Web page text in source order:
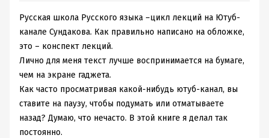
Русская школа Русского языка –цикл лекций на Ютуб-
канале Сундакова. Как правильно написано на обложке,
это – конспект лекций.
Лично для меня текст лучше воспринимается на бумаге,
чем на экране гаджета.
Как часто просматривая какой-нибудь ютуб-канал, вы
ставите на паузу, чтобы подумать или отматываете
назад? Думаю, что нечасто. В этой книге я делал так
постоянно.